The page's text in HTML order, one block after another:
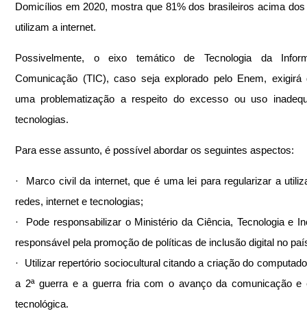
Domicílios em 2020, mostra que 81% dos brasileiros acima
utilizam a internet.
Possivelmente, o eixo temático de Tecnologia da
Comunicação (TIC), caso seja explorado pelo Enem, exigirá
uma problematização a respeito do excesso ou uso
tecnologias.
Para esse assunto, é possível abordar os seguintes aspectos:
·  Marco civil da internet, que é uma lei para regularizar a
redes, internet e tecnologias;
·  Pode responsabilizar o Ministério da Ciência, Tecnologia e
responsável pela promoção de políticas de inclusão digital no
·  Utilizar repertório sociocultural citando a criação do
a 2ª guerra e a guerra fria com o avanço da comunicação e
tecnológica.